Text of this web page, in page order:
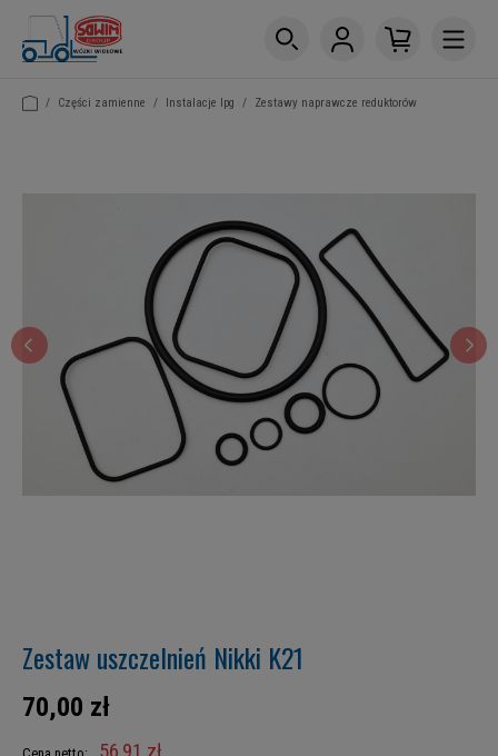
/ Części zamienne / Instalacje lpg / Zestawy naprawcze reduktorów
Zestaw uszczelnień Nikki K21
70,00 zł
56,91 zł